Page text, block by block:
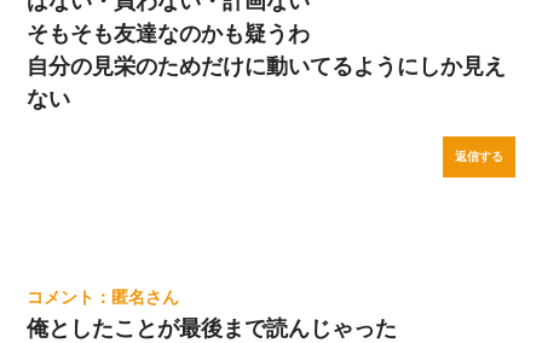
そもそも友達なのかも疑うわ
自分の見栄のためだけに動いてるようにしか見え
ない
返信する
匿名
俺としたことが最後まで読んじゃった